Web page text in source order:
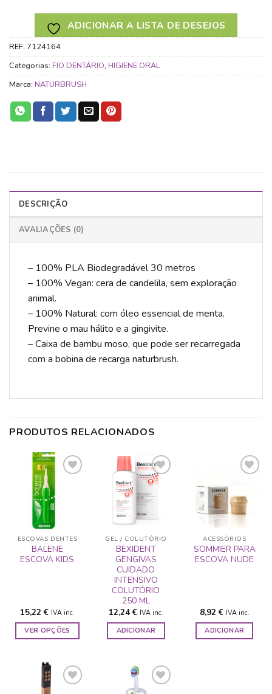
ADICIONAR A LISTA DE DESEJOS
REF: 7124164
Categorias: FIO DENTÁRIO, HIGIENE ORAL
Marca: NATURBRUSH
DESCRIÇÃO
AVALIAÇÕES (0)
– 100% PLA Biodegradável 30 metros
– 100% Vegan: cera de candelila, sem exploração
animal.
– 100% Natural: com óleo essencial de menta.
Previne o mau hálito e a gingivite.
– Caixa de bambu moso, que pode ser recarregada
com a bobina de recarga naturbrush.
PRODUTOS RELACIONADOS
ADICIONAR
A LISTA DE
DESEJOS
ESCOVAS DENTES
BALENE
ESCOVA KIDS
15,22€ IVA inc.
VER OPÇÕES
has
multiple
ADICIONAR
A LISTA DE
DESEJOS
GEL / COLUTÓRIO
BEXIDENT
GENGIVAS
CUIDADO
INTENSIVO
COLUTÓRIO
250 ML
12,24€ IVA inc.
ADICIONAR
ADICIONAR
A LISTA DE
DESEJOS
ACESSÓRIOS
SOMMIER PARA
ESCOVA NUDE
8,92€ IVA inc.
ADICIONAR